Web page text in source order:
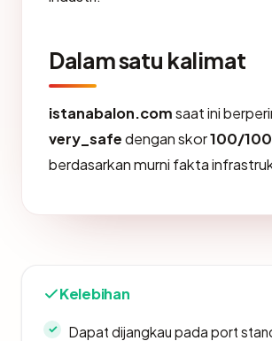
Dalam satu kalimat
istanabalon.comsaat ini
very_safedengan skor100/100
berdasarkan murni fakta
Kelebihan
Dapat dijangkau pada port